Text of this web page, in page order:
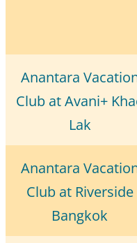
Anantara
Club at Avani+
Lak
Anantara
Club at Riverside
Bangkok